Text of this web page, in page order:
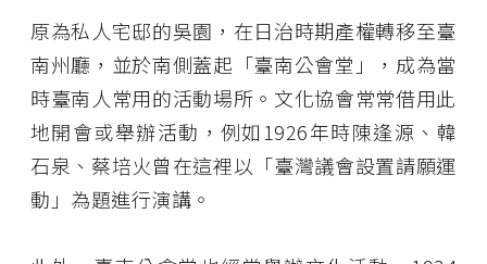
原為私人宅邸的吳園，在日治時期產權轉移至臺
南州廳，並於南側蓋起「臺南公會堂」，成為當
時臺南人常用的活動場所。文化協會常常借用此
地開會或舉辦活動，例如1926年時陳逢源、韓
石泉、蔡培火曾在這裡以「臺灣議會設置請願運
動」為題進行演講。